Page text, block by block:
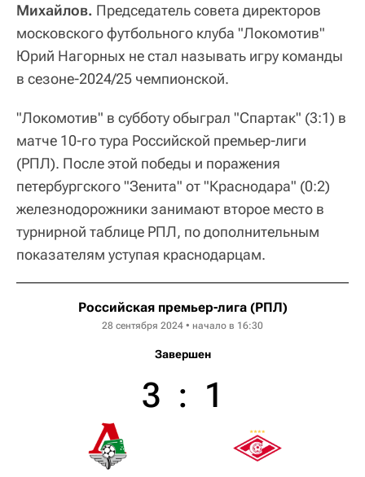
Михайлов. Председатель совета директоров
московского футбольного клуба "Локомотив"
Юрий Нагорных не стал называть игру команды
в сезоне-2024/25 чемпионской.
"Локомотив" в субботу обыграл "Спартак" (3:1) в
матче 10-го тура Российской премьер-лиги
(РПЛ). После этой победы и поражения
петербургского "Зенита" от "Краснодара" (0:2)
железнодорожники занимают второе место в
турнирной таблице РПЛ, по дополнительным
показателям уступая краснодарцам.
Российская премьер-лига (РПЛ)
28 сентября 2024 • начало в 16:30
Завершен
3 : 1